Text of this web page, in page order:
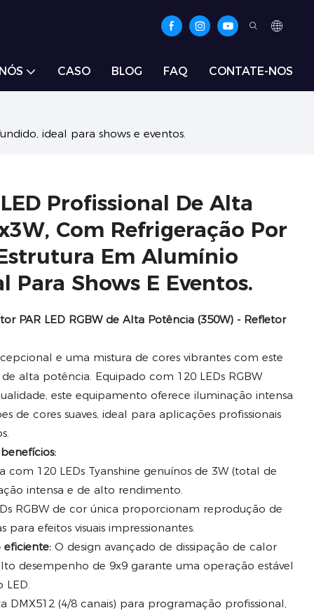
CASO BLOG FAQ CONTATE-NOS
ideal para shows e eventos.
Profissional De Alta
Com Refrigeração Por
Em Alumínio
Para Shows E Eventos.
PAR LED RGBW de Alta Potência (350W) - Refletor
e uma mistura de cores vibrantes com este
alta potência. Equipado com 120 LEDs RGBW
este equipamento oferece iluminação intensa
de cores suaves, ideal para aplicações profissionais
com 120 LEDs Tyanshine genuínos de 3W (total de
intensa e de alto rendimento.
RGBW de cor única proporcionam reprodução de
para efeitos visuais impressionantes.
eficiente: O design avançado de dissipação de calor
desempenho de 9x9 garante uma operação estável
LED.
DMX512 (4/8 canais) para programação profissional,